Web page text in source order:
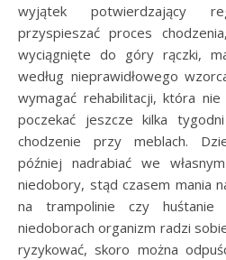
wyjątek potwierdzający
przyspieszać proces
wyciągnięte do góry rączki,
według nieprawidłowego
wymagać rehabilitacji, która nie
poczekać jeszcze kilka
chodzenie przy meblach.
później nadrabiać we
niedobory, stąd czasem mania
na trampolinie czy
niedoborach organizm radzi
ryzykować, skoro można